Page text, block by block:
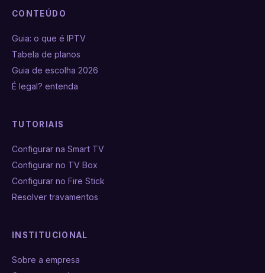
CONTEÚDO
Guia: o que é IPTV
Tabela de planos
Guia de escolha 2026
É legal? entenda
TUTORIAIS
Configurar na Smart TV
Configurar no TV Box
Configurar no Fire Stick
Resolver travamentos
INSTITUCIONAL
Sobre a empresa